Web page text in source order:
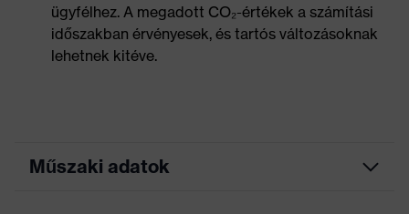
ügyfélhez. A megadott CO₂-értékek a számítási
időszakban érvényesek, és tartós változásoknak
lehetnek kitéve.
Műszaki adatok